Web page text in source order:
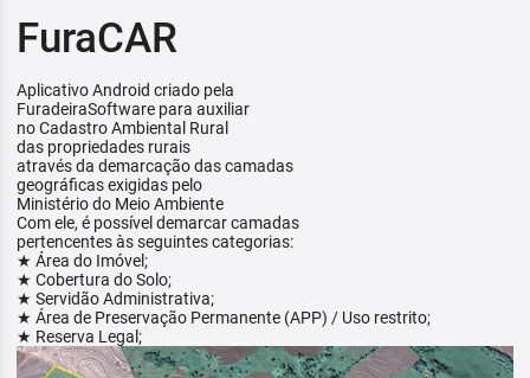
FuraCAR
Aplicativo Android criado pela
FuradeiraSoftware para auxiliar
no Cadastro Ambiental Rural
das propriedades rurais
através da demarcação das camadas
geográficas exigidas pelo
Ministério do Meio Ambiente
Com ele, é possível demarcar camadas
pertencentes às seguintes categorias:
★ Área do Imóvel;
★ Cobertura do Solo;
★ Servidão Administrativa;
★ Área de Preservação Permanente (APP) / Uso restrito;
★ Reserva Legal;